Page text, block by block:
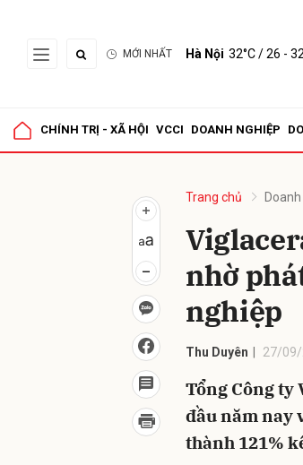
MỚI NHẤT Hà Nội 32°C/ 26 -
CHÍNH TRỊ - XÃ HỘI VCCI DOANH NGHIỆP
Trang chủ
nhờ
nghiệp
Thu Duyên 27/09/
Tổng Công ty
đầu năm nay
thành 121%